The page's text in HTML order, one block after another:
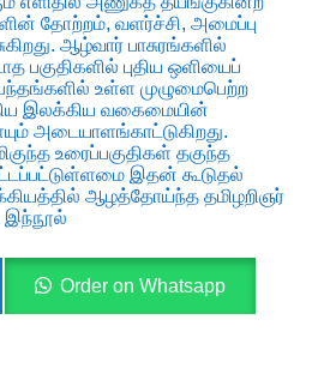
தோற்றம், வளர்ச்சி, அமைப்பு
ஆழ்வார் பாசுரங்களில்
பகுதிகளில் புதிய ஒளியைப்
உள்ள முழுமைபெற்ற
இலக்கிய வகைமையின்
அடையாளங்காட்டுகிறது.
உரைப்பகுதிகள் தகுந்த
இதன் கூடுதல்
ஆழத்தோய்ந்த தமிழறிஞர்
இந்நூல்
Order on Whatsapp